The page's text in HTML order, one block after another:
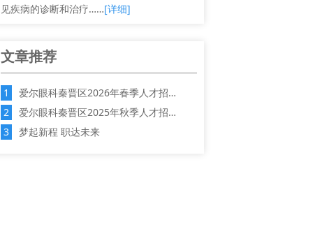
见疾病的诊断和治疗……[详细]
文章推荐
爱尔眼科秦晋区2026年春季人才招…
爱尔眼科秦晋区2025年秋季人才招…
梦起新程 职达未来